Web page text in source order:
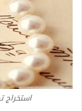
استخراج